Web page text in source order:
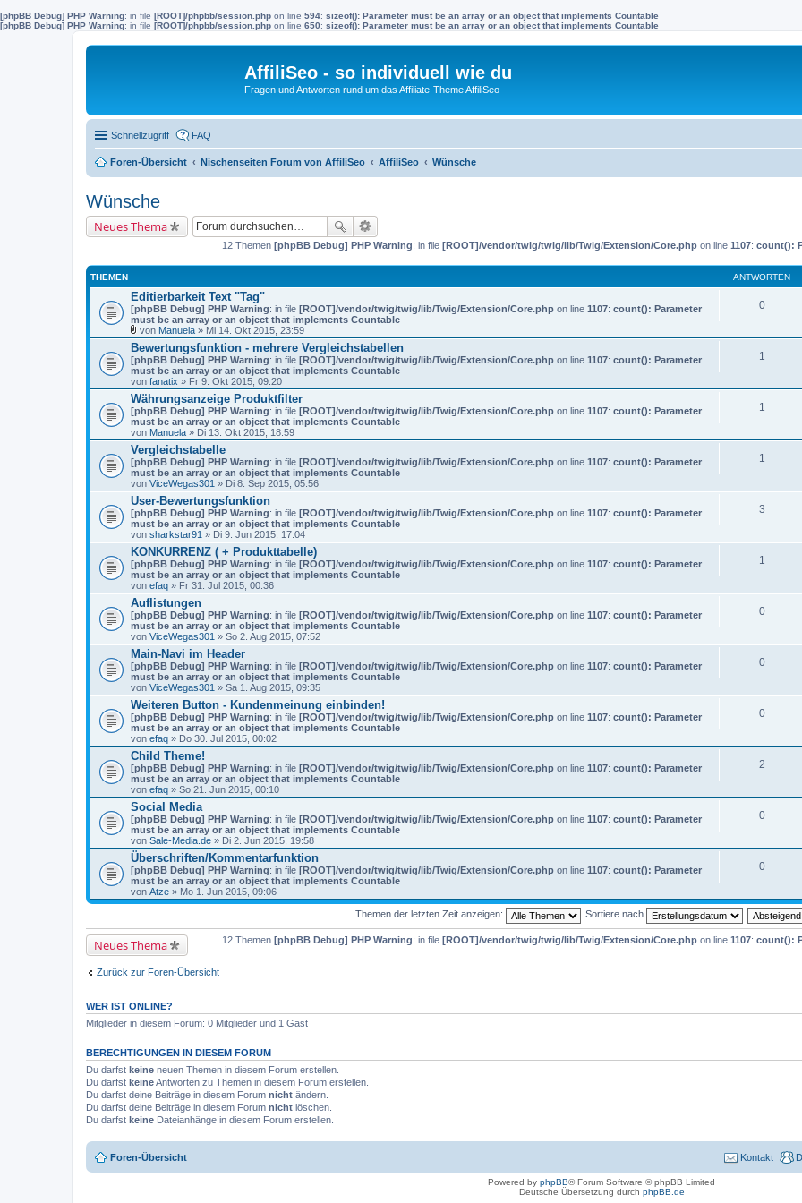
[phpBB Debug] PHP Warning: in file [ROOT]/phpbb/session.php on line 594: sizeof(): Parameter must be an array or an object that implements Countable
[phpBB Debug] PHP Warning: in file [ROOT]/phpbb/session.php on line 650: sizeof(): Parameter must be an array or an object that implements Countable
AffiliSeo - so individuell wie du
Fragen und Antworten rund um das Affiliate-Theme AffiliSeo
Schnellzugriff FAQ
Foren-Übersicht Nischenseiten Forum von AffiliSeo AffiliSeo Wünsche
Wünsche
Neues Thema
12 Themen [phpBB Debug] PHP Warning: in file [ROOT]/vendor/twig/twig/lib/Twig/Extension/Core.php on line 1107: count():
THEMEN ANTWORTEN
Editierbarkeit Text "Tag"
[phpBB Debug] PHP Warning: in file [ROOT]/vendor/twig/twig/lib/Twig/Extension/Core.php on line 1107: count(): Parameter
must be an array or an object that implements Countable
D
a
t
e
i
a
n
h
a
n
g
von Manuela » Mi 14. Okt 2015, 23:59
0
Bewertungsfunktion - mehrere Vergleichstabellen
[phpBB Debug] PHP Warning: in file [ROOT]/vendor/twig/twig/lib/Twig/Extension/Core.php on line 1107: count(): Parameter
must be an array or an object that implements Countable
von fanatix » Fr 9. Okt 2015, 09:20
1
Währungsanzeige Produktfilter
[phpBB Debug] PHP Warning: in file [ROOT]/vendor/twig/twig/lib/Twig/Extension/Core.php on line 1107: count(): Parameter
must be an array or an object that implements Countable
von Manuela » Di 13. Okt 2015, 18:59
1
Vergleichstabelle
[phpBB Debug] PHP Warning: in file [ROOT]/vendor/twig/twig/lib/Twig/Extension/Core.php on line 1107: count(): Parameter
must be an array or an object that implements Countable
von ViceWegas301 » Di 8. Sep 2015, 05:56
1
User-Bewertungsfunktion
[phpBB Debug] PHP Warning: in file [ROOT]/vendor/twig/twig/lib/Twig/Extension/Core.php on line 1107: count(): Parameter
must be an array or an object that implements Countable
von sharkstar91 » Di 9. Jun 2015, 17:04
3
KONKURRENZ ( + Produkttabelle)
[phpBB Debug] PHP Warning: in file [ROOT]/vendor/twig/twig/lib/Twig/Extension/Core.php on line 1107: count(): Parameter
must be an array or an object that implements Countable
von efaq » Fr 31. Jul 2015, 00:36
1
Auflistungen
[phpBB Debug] PHP Warning: in file [ROOT]/vendor/twig/twig/lib/Twig/Extension/Core.php on line 1107: count(): Parameter
must be an array or an object that implements Countable
von ViceWegas301 » So 2. Aug 2015, 07:52
0
Main-Navi im Header
[phpBB Debug] PHP Warning: in file [ROOT]/vendor/twig/twig/lib/Twig/Extension/Core.php on line 1107: count(): Parameter
must be an array or an object that implements Countable
von ViceWegas301 » Sa 1. Aug 2015, 09:35
0
Weiteren Button - Kundenmeinung einbinden!
[phpBB Debug] PHP Warning: in file [ROOT]/vendor/twig/twig/lib/Twig/Extension/Core.php on line 1107: count(): Parameter
must be an array or an object that implements Countable
von efaq » Do 30. Jul 2015, 00:02
0
Child Theme!
[phpBB Debug] PHP Warning: in file [ROOT]/vendor/twig/twig/lib/Twig/Extension/Core.php on line 1107: count(): Parameter
must be an array or an object that implements Countable
von efaq » So 21. Jun 2015, 00:10
2
Social Media
[phpBB Debug] PHP Warning: in file [ROOT]/vendor/twig/twig/lib/Twig/Extension/Core.php on line 1107: count(): Parameter
must be an array or an object that implements Countable
von Sale-Media.de » Di 2. Jun 2015, 19:58
0
Überschriften/Kommentarfunktion
[phpBB Debug] PHP Warning: in file [ROOT]/vendor/twig/twig/lib/Twig/Extension/Core.php on line 1107: count(): Parameter
must be an array or an object that implements Countable
von Atze » Mo 1. Jun 2015, 09:06
0
Themen der letzten Zeit anzeigen: Sortiere nach
Neues Thema 12 Themen [phpBB Debug] PHP Warning: in file [ROOT]/vendor/twig/twig/lib/Twig/Extension/Core.php on line 1107: count():
Zurück zur Foren-Übersicht
WER IST ONLINE?
Mitglieder in diesem Forum: 0 Mitglieder und 1 Gast
BERECHTIGUNGEN IN DIESEM FORUM
Du darfst keine neuen Themen in diesem Forum erstellen.
Du darfst keineAntworten zu Themen in diesem Forum erstellen.
Du darfst deine Beiträge in diesem Forum nicht ändern.
Du darfst deine Beiträge in diesem Forum nicht löschen.
Du darfst keine Dateianhänge in diesem Forum erstellen.
Foren-Übersicht Kontakt
Powered by phpBB® Forum Software © phpBB Limited
Deutsche Übersetzung durch phpBB.de